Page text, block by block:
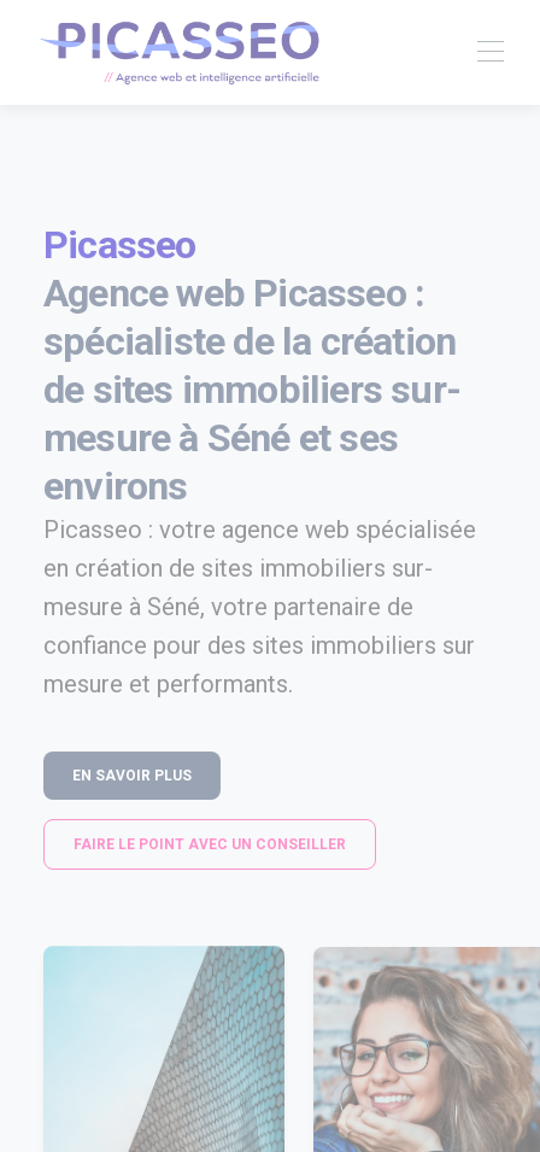
Picasseo
Agence web Picasseo :
spécialiste de la création
de sites immobiliers sur-
mesure à Séné et ses
environs
Picasseo : votre agence web spécialisée
en création de sites immobiliers sur-
mesure à Séné, votre partenaire de
confiance pour des sites immobiliers sur
mesure et performants.
EN SAVOIR PLUS
FAIRE LE POINT AVEC UN CONSEILLER